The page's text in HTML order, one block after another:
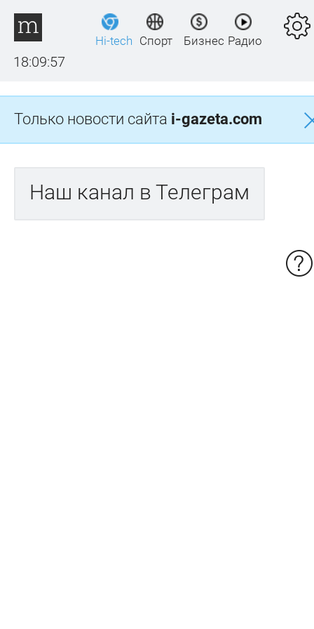
18:09:57
Hi-tech Спорт Бизнес Радио
Только новости сайта i-gazeta.com
Наш канал в Телеграм